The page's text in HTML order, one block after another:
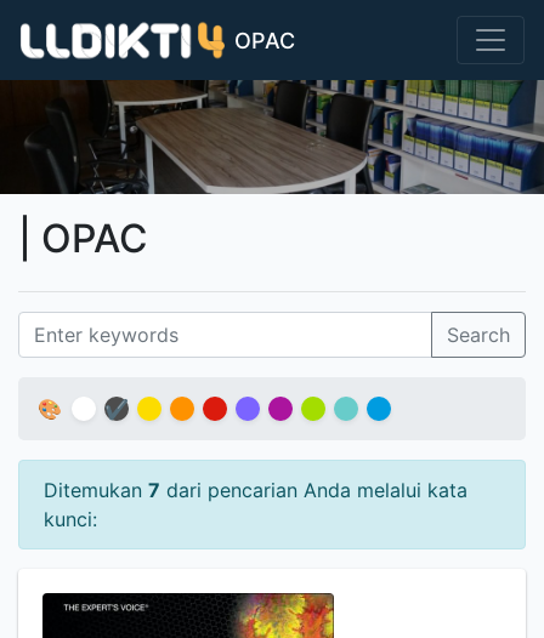
OPAC
| OPAC
Search
🎨 ✔
Ditemukan 7 dari pencarian Anda melalui kata
kunci: